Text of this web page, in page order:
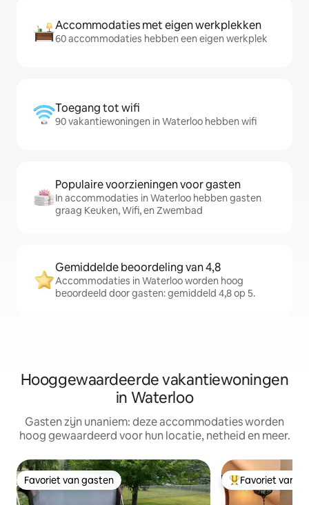
Accommodaties met eigen werkplekken
60 accommodaties hebben een eigen werkplek
Toegang tot wifi
90 vakantiewoningen in Waterloo hebben wifi
Populaire voorzieningen voor gasten
In accommodaties in Waterloo hebben gasten
graag Keuken, Wifi, en Zwembad
Gemiddelde beoordeling van 4,8
Accommodaties in Waterloo worden hoog
beoordeeld door gasten: gemiddeld 4,8 op 5.
Hooggewaardeerde vakantiewoningen
in Waterloo
Gasten zijn unaniem: deze accommodaties worden
hoog gewaardeerd voor hun locatie, netheid en meer.
Favoriet van gasten
Favoriet van gasten Topfavoriet van
Favoriet van